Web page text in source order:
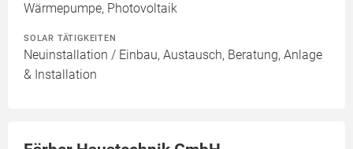
Wärmepumpe, Photovoltaik
SOLAR TÄTIGKEITEN
Neuinstallation / Einbau, Austausch, Beratung, Anlage
& Installation